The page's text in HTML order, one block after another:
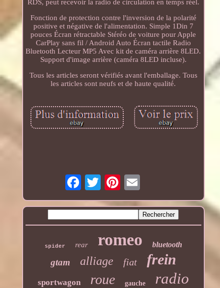
RDS, peut recevoir la radio de circulation en temps réel.
Fonction de protection contre l'inversion de la polarité
positive et négative de l'alimentation. Simple 1Din 7
pouces Écran rétractable Stéréo de voiture pour Apple
CarPlay sans fil / Android Auto Écran tactile Radio
Bluetooth Lecteur MP5 Avec kit de caméra arrière 8LED.
Support d'image arrière (caméra 8LED incluse).
Tous les articles seront vérifiés avant l'emballage. Tous
les articles sont neufs et de haute qualité.
spider rear romeo bluetooth
gtam alliage fiat frein
sportwagon roue gauche radio